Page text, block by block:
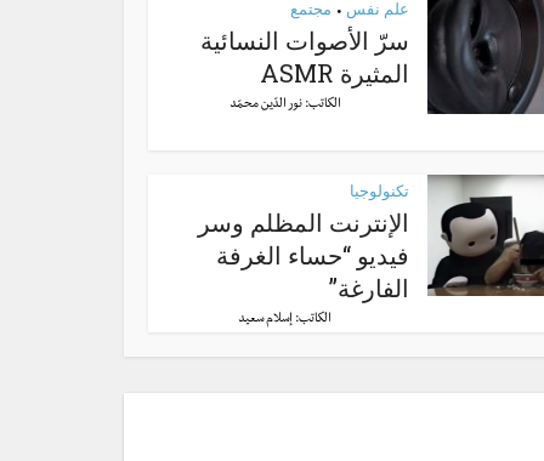
علم نفس • مجتمع
سرّ الأصوات النسائية
المثيرة ASMR
الكاتب:نور الدّين محمّد
تكنولوجيا
الإنترنت المظلم وسر
فيديو “حساء الغرفة
الفارغة”
الكاتب: إسلام سعيد